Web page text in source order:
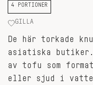
4 PORTIONER
GILLA
De här torkade
asiatiska butiker.
av tofu som
eller sjud i